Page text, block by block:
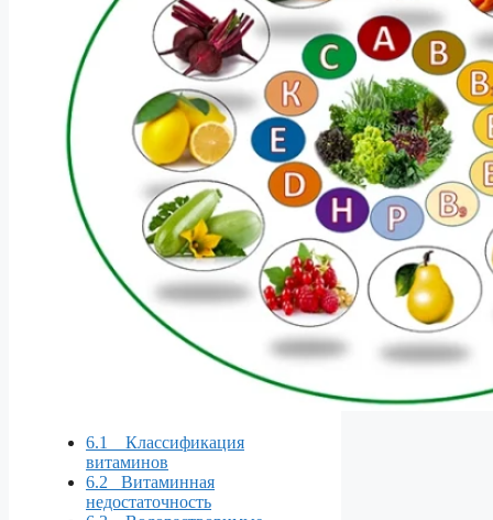
6.1 Классификация
витаминов
6.2 Витаминная
недостаточность